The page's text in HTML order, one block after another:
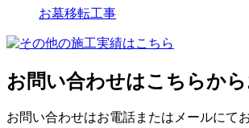
お墓移転工事
お問い合わせはこちらか
お問い合わせはお電話またはメールにて